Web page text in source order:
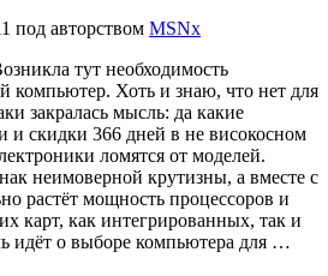
под авторством MSNx
тут необходимость
компьютер. Хоть и знаю, что нет для
закралась мысль: да какие
и скидки 366 дней в не високосном
ломятся от моделей.
неимоверной крутизны, а вместе с
растёт мощность процессоров и
карт, как интегрированных, так и
идёт о выборе компьютера для …